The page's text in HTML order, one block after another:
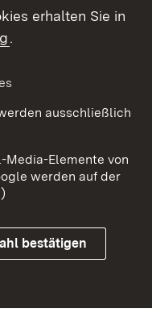
erhalten Sie in
.
ausschließlich
Elemente von
werden auf der
bestätigen